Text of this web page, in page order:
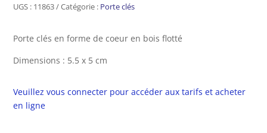
UGS : 11863 Catégorie : Porte clés
Porte clés en forme de coeur en bois flotté
Dimensions : 5.5 x 5 cm
Veuillez vous connecter pour accéder aux tarifs et acheter
en ligne